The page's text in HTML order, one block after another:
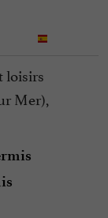
loisirs
Mer),